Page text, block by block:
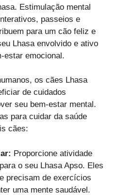
Estimulação mental
passeios e
para um cão feliz e
Lhasa envolvido e ativo
estar emocional.
os cães Lhasa
de cuidados
seu bem-estar mental.
para cuidar da saúde
​​cães:
Proporcione atividade
o seu Lhasa Apso. Eles
precisam de exercícios
uma mente saudável.